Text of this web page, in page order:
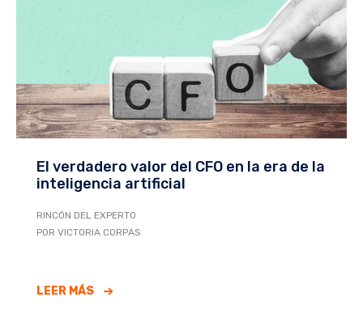
El verdadero valor del CFO en la era de la
inteligencia artificial
RINCÓN DEL EXPERTO
POR VICTORIA CORPAS
LEER MÁS